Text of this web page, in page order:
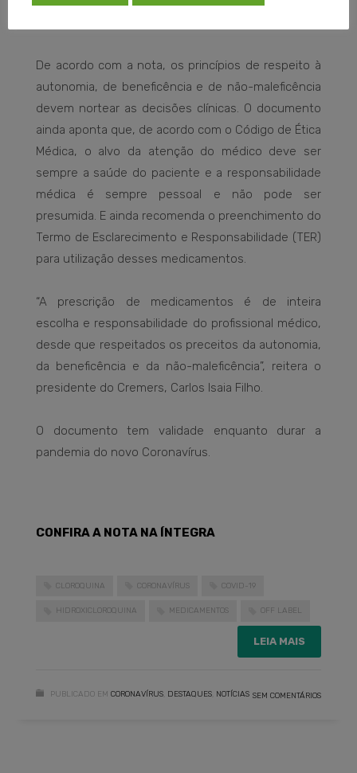
De acordo com a nota, os princípios de respeito à
autonomia, de beneficência e de não-maleficência
devem nortear as decisões clínicas. O documento
ainda aponta que, de acordo com o Código de Ética
Médica, o alvo da atenção do médico deve ser
sempre a saúde do paciente e a responsabilidade
médica é sempre pessoal e não pode ser
presumida. E ainda recomenda o preenchimento do
Termo de Esclarecimento e Responsabilidade (TER)
para utilização desses medicamentos.
“A prescrição de medicamentos é de inteira
escolha e responsabilidade do profissional médico,
desde que respeitados os preceitos da autonomia,
da beneficência e da não-maleficência”, reitera o
presidente do Cremers, Carlos Isaia Filho.
O documento tem validade enquanto durar a
pandemia do novo Coronavírus.
CONFIRA A NOTA NA ÍNTEGRA
CLOROQUINA CORONAVÍRUS COVID-19
HIDROXICLOROQUINA MEDICAMENTOS OFF LABEL
LEIA MAIS
PUBLICADO EM CORONAVÍRUS DESTAQUES NOTÍCIAS SEM COMENTÁRIOS